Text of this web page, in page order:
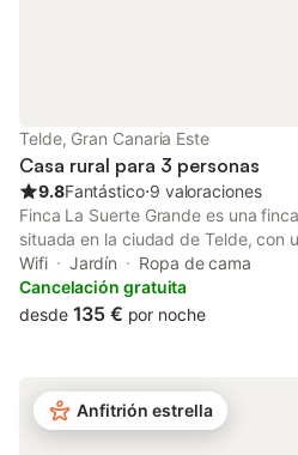
Telde, Gran Canaria Este
Casa rural para 3 personas
9.8Fantástico⋅9 valoraciones
Finca La Suerte Grande es una
situada en la ciudad de Telde, con
árboles frutales. Es difícil encontrar
en medio de la ciudad; este lugar
público en 2022. La finca dispone
independiente, con capacidad
salón-cocina, baño, 1 cama de
2 personas, además de un amplio
Wifi Jardín
Ropa de cama
Cancelación gratuita
desde 135 € por noche
Anfitrión estrella